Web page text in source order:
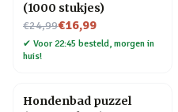
(1000 stukjes)
€24,99
Nu voor€16,99
✔ Voor 22:45 besteld, morgen in
huis!
Hondenbad puzzel